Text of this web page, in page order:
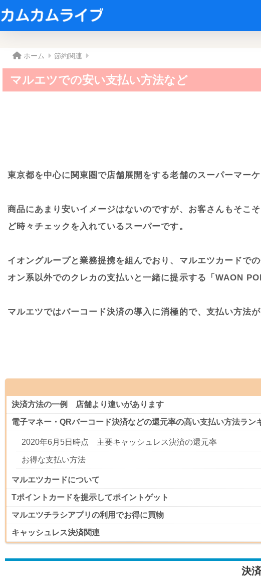
ホーム 節約関連
マルエツでの安い支払い方法など
東京都を中心に関東圏で店舗展開をする老舗のスーパーマーケ
商品にあまり安いイメージはないのですが、お客さんもそこ
ど時々チェックを入れているスーパーです。
イオングループと業務提携を組んでおり、マルエツカードで
オン系以外でのクレカの支払いと一緒に提示する「WAON
マルエツではバーコード決済の導入に消極的で、支払い方法
決済方法の一例 店舗より違いがあります
電子マネー・QRバーコード決済などの還元率の高い支払い方法ラン
2020年6月5日時点 主要キャッシュレス決済の還元率
お得な支払い方法
マルエツカードについて
Tポイントカードを提示してポイントゲット
マルエツチラシアプリの利用でお得に買物
キャッシュレス決済関連
決